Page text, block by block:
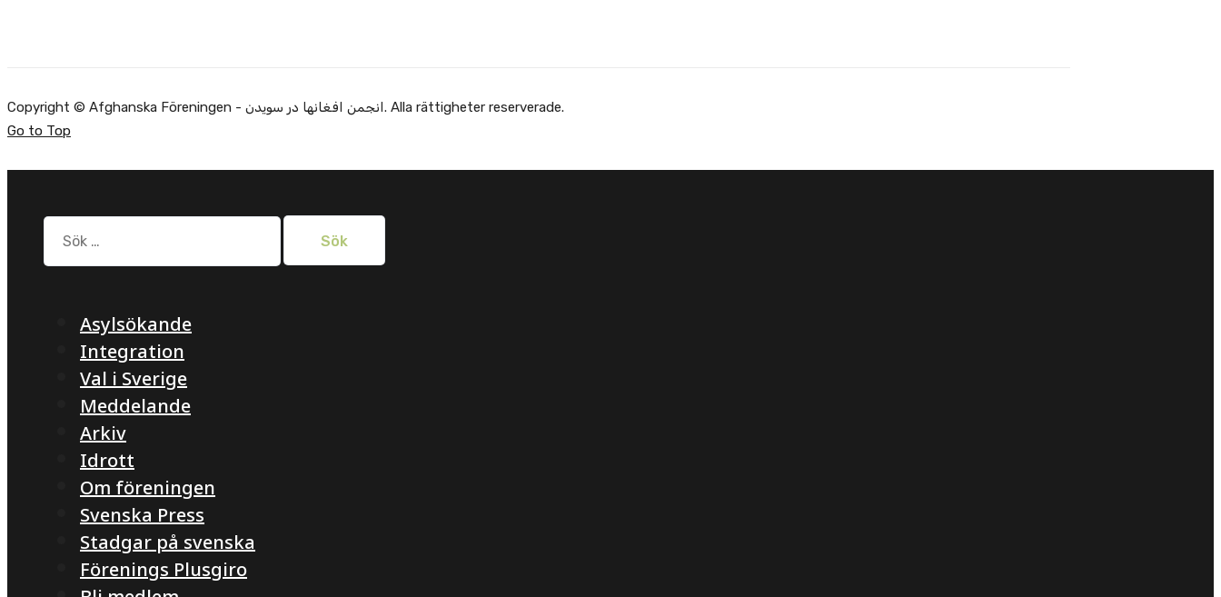
Copyright © Afghanska Föreningen - انجمن افغانها در سویدن. Alla rättigheter reserverade.
Go to Top
Sök
efter:
Asylsökande
Integration
Val i Sverige
Meddelande
Arkiv
Idrott
Om föreningen
Svenska Press
Stadgar på svenska
Förenings Plusgiro